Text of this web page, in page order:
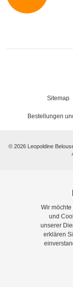
Sitemap
Bestellungen
© 2026 Leopoldine
Wir
und
unserer
erklären